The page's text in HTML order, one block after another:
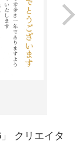
クリエイタ